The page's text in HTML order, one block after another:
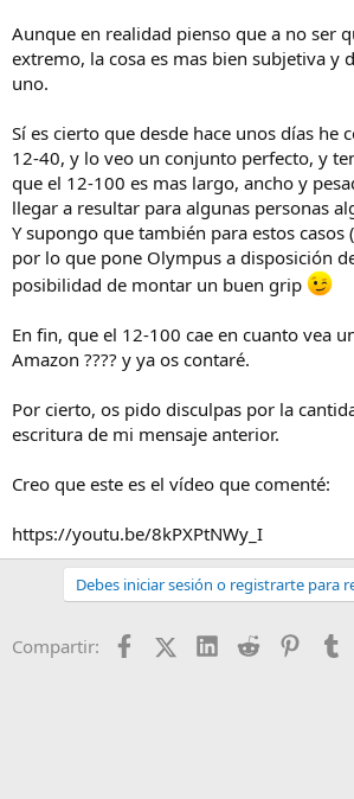
Aunque en realidad pienso que a no ser
extremo, la cosa es mas bien subjetiva y
uno.
Sí es cierto que desde hace unos días he
12-40, y lo veo un conjunto perfecto, y
que el 12-100 es mas largo, ancho y
llegar a resultar para algunas personas
Y supongo que también para estos casos
por lo que pone Olympus a disposición
posibilidad de montar un buen grip
En fin, que el 12-100 cae en cuanto vea
Amazon ???? y ya os contaré.
Por cierto, os pido disculpas por la
escritura de mi mensaje anterior.
Creo que este es el vídeo que comenté:
https://youtu.be/8kPXPtNWy_I
Debes iniciar sesión o registrarte para
Compartir: FacebookX (Twitter)
LinkedIn
Reddit